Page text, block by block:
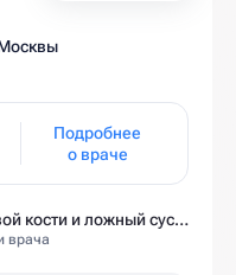
Подробнее
о враче
Перелом большеберцовой кости и ложный сустав: моя история восстановления длиной в полтора года
врача